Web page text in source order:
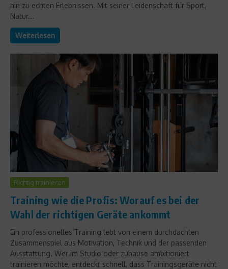
hin zu echten Erlebnissen. Mit seiner Leidenschaft für Sport,
Natur...
Weiterlesen
Richtig trainieren
Training wie die Profis: Worauf es bei der
Wahl der richtigen Geräte ankommt
Ein professionelles Training lebt von einem durchdachten
Zusammenspiel aus Motivation, Technik und der passenden
Ausstattung. Wer im Studio oder zuhause ambitioniert
trainieren möchte, entdeckt schnell, dass Trainingsgeräte nicht